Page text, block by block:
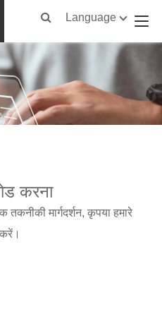
Language
करना
मार्गदर्शन, कृपया हमारे